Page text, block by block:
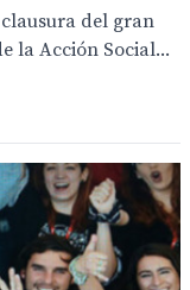
del gran
la Acción Social...